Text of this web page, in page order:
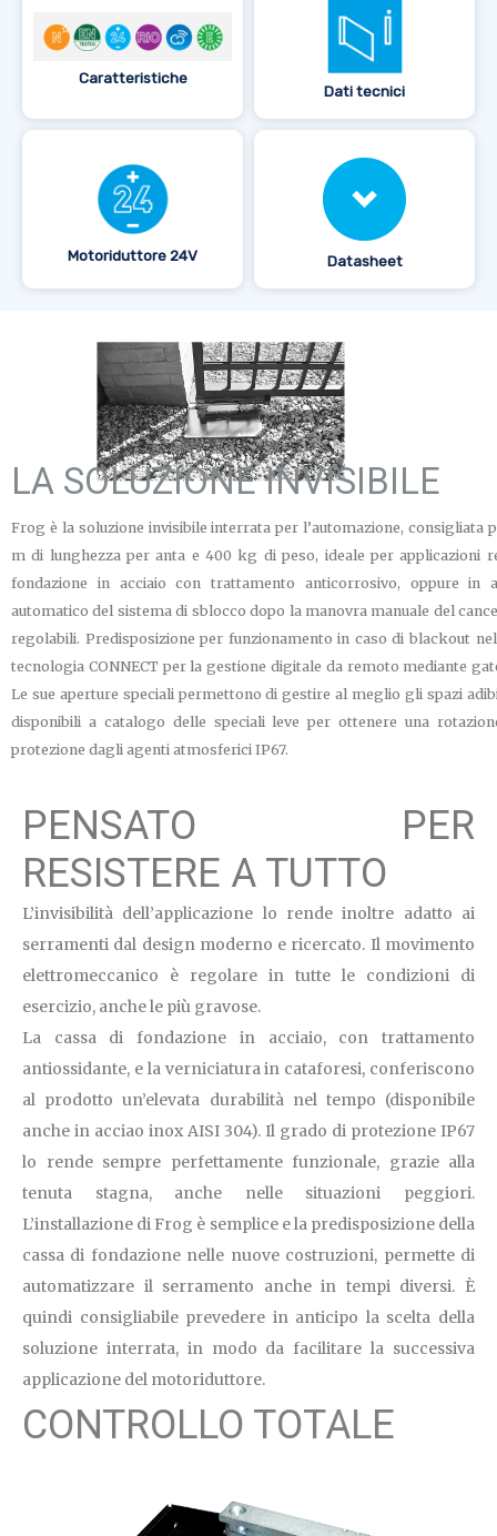
Caratteristiche
Dati tecnici
Motoriduttore 24V Datasheet
LA SOLUZIONE INVISIBILE
Frog è la soluzione invisibile interrata per l’automazione, consigliata
m di lunghezza per anta e 400 kg di peso, ideale per applicazioni
fondazione in acciaio con trattamento anticorrosivo, oppure in
automatico del sistema di sblocco dopo la manovra manuale del
regolabili. Predisposizione per funzionamento in caso di blackout
tecnologia CONNECT per la gestione digitale da remoto mediante
Le sue aperture speciali permettono di gestire al meglio gli spazi
disponibili a catalogo delle speciali leve per ottenere una
protezione dagli agenti atmosferici IP67.
PENSATO PER
RESISTERE A TUTTO
L’invisibilità dell’applicazione lo rende inoltre adatto ai
serramenti dal design moderno e ricercato. Il movimento
elettromeccanico è regolare in tutte le condizioni di
esercizio, anche le più gravose.
La cassa di fondazione in acciaio, con trattamento
antiossidante, e la verniciatura in cataforesi, conferiscono
al prodotto un’elevata durabilità nel tempo (disponibile
anche in acciao inox AISI 304). Il grado di protezione IP67
lo rende sempre perfettamente funzionale, grazie alla
tenuta stagna, anche nelle situazioni peggiori.
L’installazione di Frog è semplice e la predisposizione della
cassa di fondazione nelle nuove costruzioni, permette di
automatizzare il serramento anche in tempi diversi. È
quindi consigliabile prevedere in anticipo la scelta della
soluzione interrata, in modo da facilitare la successiva
applicazione del motoriduttore.
CONTROLLO TOTALE